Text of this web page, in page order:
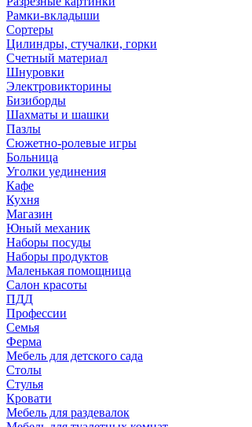
Рамки-вкладыши
Сортеры
Цилиндры, стучалки, горки
Счетный материал
Шнуровки
Электровикторины
Бизиборды
Шахматы и шашки
Пазлы
Сюжетно-ролевые игры
Больница
Уголки уединения
Кафе
Кухня
Магазин
Юный механик
Наборы посуды
Наборы продуктов
Маленькая помощница
Салон красоты
ПДД
Профессии
Семья
Ферма
Мебель для детского сада
Столы
Cтулья
Кровати
Мебель для раздевалок